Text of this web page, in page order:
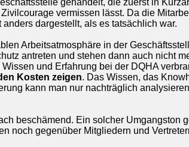
gehandelt, die zuerst in
vermissen lässt. Da die
dargestellt, als es tatsächlich war.
Arbeitsatmosphäre in der
antreten und stehen dann auch nicht
und Erfahrung bei der DQHA
Kosten zeigen. Das Wissen, das
kann man nur nachträglich
beschämend. Ein solcher Umgangston
noch gegenüber Mitgliedern und